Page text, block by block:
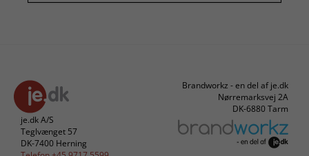
je.dk A/S
Teglvænget 57
DK-7400 Herning
Brandworkz - en del af je.dk
Nørremarksvej 2A
DK-6880 Tarm